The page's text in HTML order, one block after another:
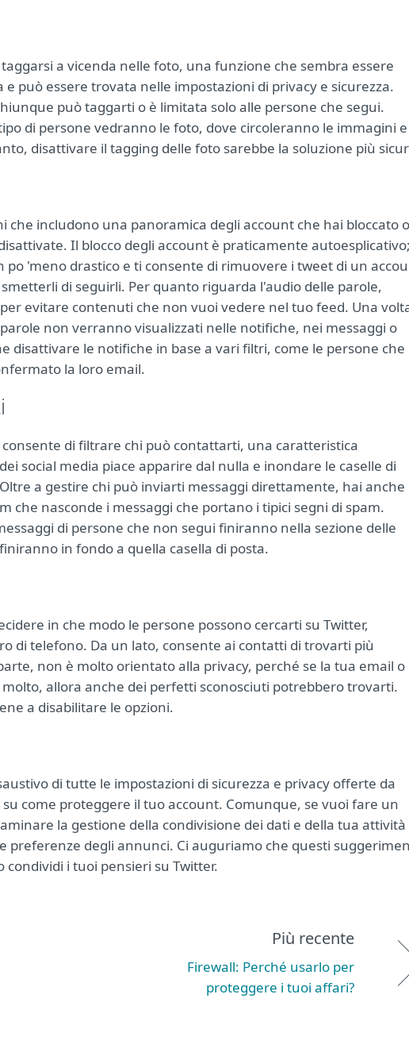
a vicenda nelle foto, una funzione che sembra essere
può essere trovata nelle impostazioni di privacy e sicurezza.
può taggarti o è limitata solo alle persone che segui.
di persone vedranno le foto, dove circoleranno le immagini e
disattivare il tagging delle foto sarebbe la soluzione più
includono una panoramica degli account che hai bloccato o
Il blocco degli account è praticamente autoesplicativo;
'meno drastico e ti consente di rimuovere i tweet di un
di seguirli. Per quanto riguarda l'audio delle parole,
evitare contenuti che non vuoi vedere nel tuo feed. Una
non verranno visualizzati nelle notifiche, nei messaggi o
disattivare le notifiche in base a vari filtri, come le persone che
la loro email.
di filtrare chi può contattarti, una caratteristica
social media piace apparire dal nulla e inondare le caselle di
a gestire chi può inviarti messaggi direttamente, hai anche
che nasconde i messaggi che portano i tipici segni di spam.
di persone che non segui finiranno nella sezione delle
in fondo a quella casella di posta.
in che modo le persone possono cercarti su Twitter,
di telefono. Da un lato, consente ai contatti di trovarti più
non è molto orientato alla privacy, perché se la tua email o
allora anche dei perfetti sconosciuti potrebbero trovarti.
a disabilitare le opzioni.
di tutte le impostazioni di sicurezza e privacy offerte da
come proteggere il tuo account. Comunque, se vuoi fare un
la gestione della condivisione dei dati e della tua attività
preferenze degli annunci. Ci auguriamo che questi
i tuoi pensieri su Twitter.
Più recente
Firewall: Perché usarlo per
proteggere i tuoi affari?